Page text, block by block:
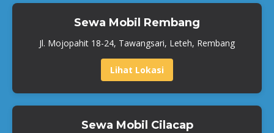
Sewa Mobil Rembang
Jl. Mojopahit 18-24, Tawangsari, Leteh, Rembang
Lihat Lokasi
Sewa Mobil Cilacap